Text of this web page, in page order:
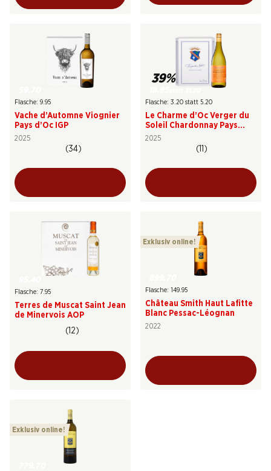
Flasche: 9.95
Vache d’Automne Viognier
Pays d’Oc IGP
2025
(34)
39%
Flasche: 3.20 statt 5.20
Le Charme d’Oc Verger du
Soleil Chardonnay Pays
d’Oc IGP
2025
(11)
Flasche: 7.95
Terres de Muscat Saint Jean
de Minervois AOP
(12)
Exklusiv online!
Flasche: 149.95
Château Smith Haut Lafitte
Blanc Pessac-Léognan
2022
Exklusiv online!